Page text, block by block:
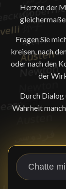
Herzen der
Fragen Sie
kreisen, nach
oder nach den
der
Durch Dialog
Wahrheit